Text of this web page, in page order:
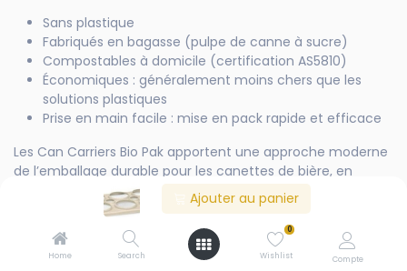
Ajouter au panier
Home Search
0
Wishlist Compte
Sans plastique
Fabriqués en bagasse (pulpe de canne à sucre)
Compostables à domicile (certification AS5810)
Économiques : généralement moins chers que les
solutions plastiques
Prise en main facile : mise en pack rapide et efficace
Les Can Carriers Bio Pak apportent une approche moderne
de l’emballage durable pour les canettes de bière, en
combinant simplicité, coût maîtrisé et réduction de
l’impact environnemental.
Format / conditionnement